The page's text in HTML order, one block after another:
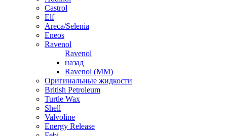
Castrol
Elf
Areca/Selenia
Eneos
Ravenol
Ravenol
назад
Ravenol (ММ)
Оригинальные жидкости
British Petroleum
Turtle Wax
Shell
Valvoline
Energy Release